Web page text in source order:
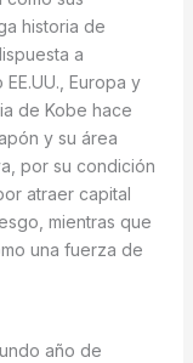
historia de
a
Europa y
de Kobe hace
y su área
por su condición
atraer capital
mientras que
una fuerza de
año de